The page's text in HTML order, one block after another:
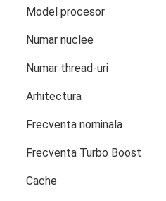
Model procesor
Numar nuclee
Numar thread-uri
Arhitectura
Frecventa nominala
Frecventa Turbo Boost
Cache